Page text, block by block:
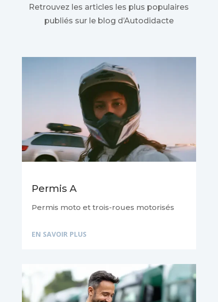
Retrouvez les articles les plus populaires
publiés sur le blog d’Autodidacte
Permis A
Permis moto et trois-roues motorisés
EN SAVOIR PLUS